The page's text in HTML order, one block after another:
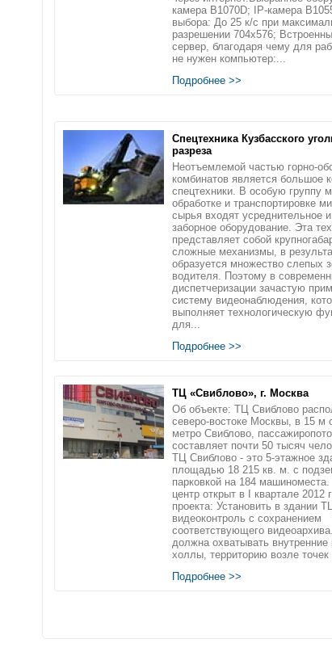
камера B1070D; IP-камера
выбора: До 25 к/с при
разрешении 704х576;
сервер, благодаря чему для
не нужен компьютер:...
Подробнее >>
Спецтехника Кузбасского
разреза
Неотъемлемой частью горно-
комбинатов является большое
спецтехники. В особую группу
обработке и транспортировке
сырья входят усреднительное и
заборное оборудование. Эта
представляет собой
сложные механизмы, в
образуется множество слепых
водителя. Поэтому в
диспетчеризации зачастую
систему видеонаблюдения,
выполняет технологическую
для...
Подробнее >>
ТЦ «Свиблово», г. Москва
Об объекте: ТЦ Свиблово
северо-востоке Москвы, в 15 м
метро Свиблово,
составляет почти 50 тысяч
ТЦ Свиблово - это 5-этажное
площадью 18 215 кв. м. с
парковкой на 184 машиноместа.
центр открыт в I квартале 2012
проекта: Установить в здании
видеоконтроль с сохранением
соответствующего
должна охватывать
холлы, территорию возле
Подробнее >>